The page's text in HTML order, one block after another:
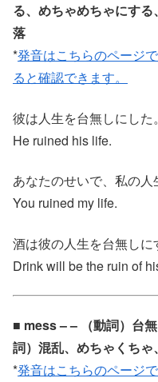
る、めちゃめちゃにす
落
*発音はこちらのページ
ると確認できます。
彼は人生を台無しにした。
He ruined his life.
あなたのせいで、私の人
You ruined my life.
酒は彼の人生を台無しに
Drink will be the ruin of
■ mess – – （動詞）台
詞）混乱、めちゃくち
*発音はこちらのページ